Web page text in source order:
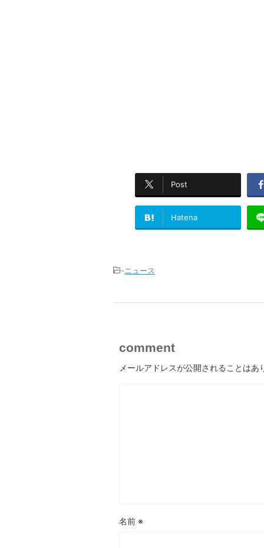
Post
Hatena
-ニュース
comment
メールアドレスが公開されることはあ
名前 ※